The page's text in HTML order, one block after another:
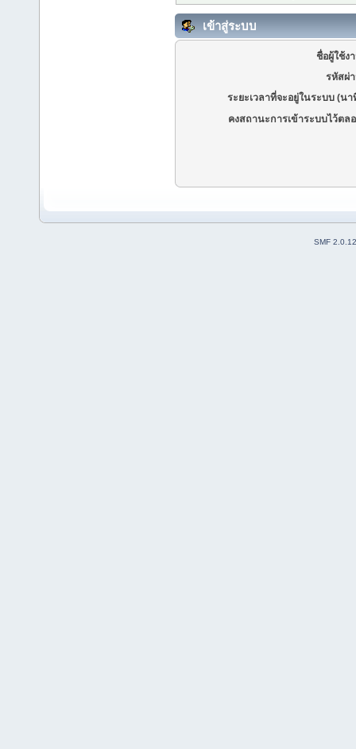
เข้าสู่ระบบ
ชื่อผู้ใช้ง
รหัสผ่
ระยะเวลาที่จะอยู่ในระบบ (นา
คงสถานะการเข้าระบบไว้ตล
SMF 2.0.12